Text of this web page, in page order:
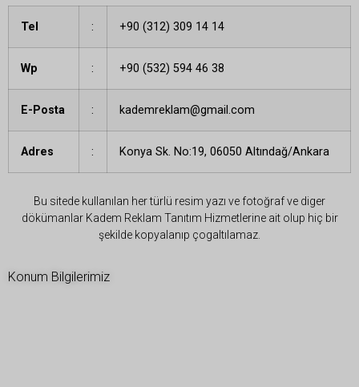
Tel : +90 (312) 309 14 14
Wp : +90 (532) 594 46 38
E-Posta : kademreklam@gmail.com
Adres : Konya Sk. No:19, 06050 Altındağ/Ankara
Bu sitede kullanılan her türlü resim yazı ve fotoğraf ve diger
dökümanlar Kadem Reklam Tanıtım Hizmetlerine ait olup hiç bir
şekilde kopyalanıp çogaltılamaz.
Konum Bilgilerimiz